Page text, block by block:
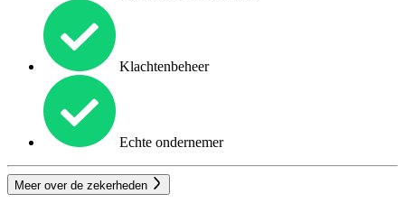
Klachtenbeheer
Echte ondernemer
Meer over de zekerheden